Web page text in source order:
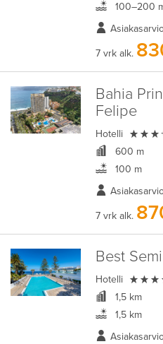
100–200
7 vrk alk.
Bahia
Felipe
Hotelli 
600 m
100 m
7 vrk alk.
Best
Hotelli
1,5 km
1,5 km